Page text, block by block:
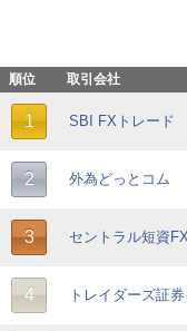
順位 取引会社
1 SBI FXトレード
2 外為どっとコム
3 セントラル短資FX
4 トレイダーズ証券